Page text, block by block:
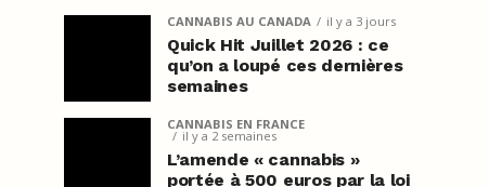
CANNABIS AU CANADA il y a 3 jours
Quick Hit Juillet 2026 : ce
qu’on a loupé ces dernières
semaines
CANNABIS EN FRANCE
il y a 2 semaines
L’amende « cannabis »
portée à 500 euros par la loi